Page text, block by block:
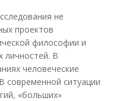
не
проектов
философии и
личностей. В
человеческие
современной ситуации
«больших»